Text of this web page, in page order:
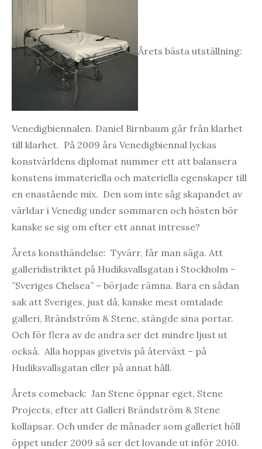
Årets bästa utställning:
Venedigbiennalen. Daniel Birnbaum går från klarhet
till klarhet. På 2009 års Venedigbiennal lyckas
konstvärldens diplomat nummer ett att balansera
konstens immateriella och materiella egenskaper till
en enastående mix. Den som inte såg skapandet av
världar i Venedig under sommaren och hösten bör
kanske se sig om efter ett annat intresse?
Årets konsthändelse: Tyvärr, får man säga. Att
galleridistriktet på Hudiksvallsgatan i Stockholm –
”Sveriges Chelsea” – började rämna. Bara en sådan
sak att Sveriges, just då, kanske mest omtalade
galleri, Brändström & Stene, stängde sina portar.
Och för flera av de andra ser det mindre ljust ut
också. Alla hoppas givetvis på återväxt – på
Hudiksvallsgatan eller på annat håll.
Årets comeback: Jan Stene öppnar eget, Stene
Projects, efter att Galleri Brändström & Stene
kollapsar. Och under de månader som galleriet höll
öppet under 2009 så ser det lovande ut inför 2010.